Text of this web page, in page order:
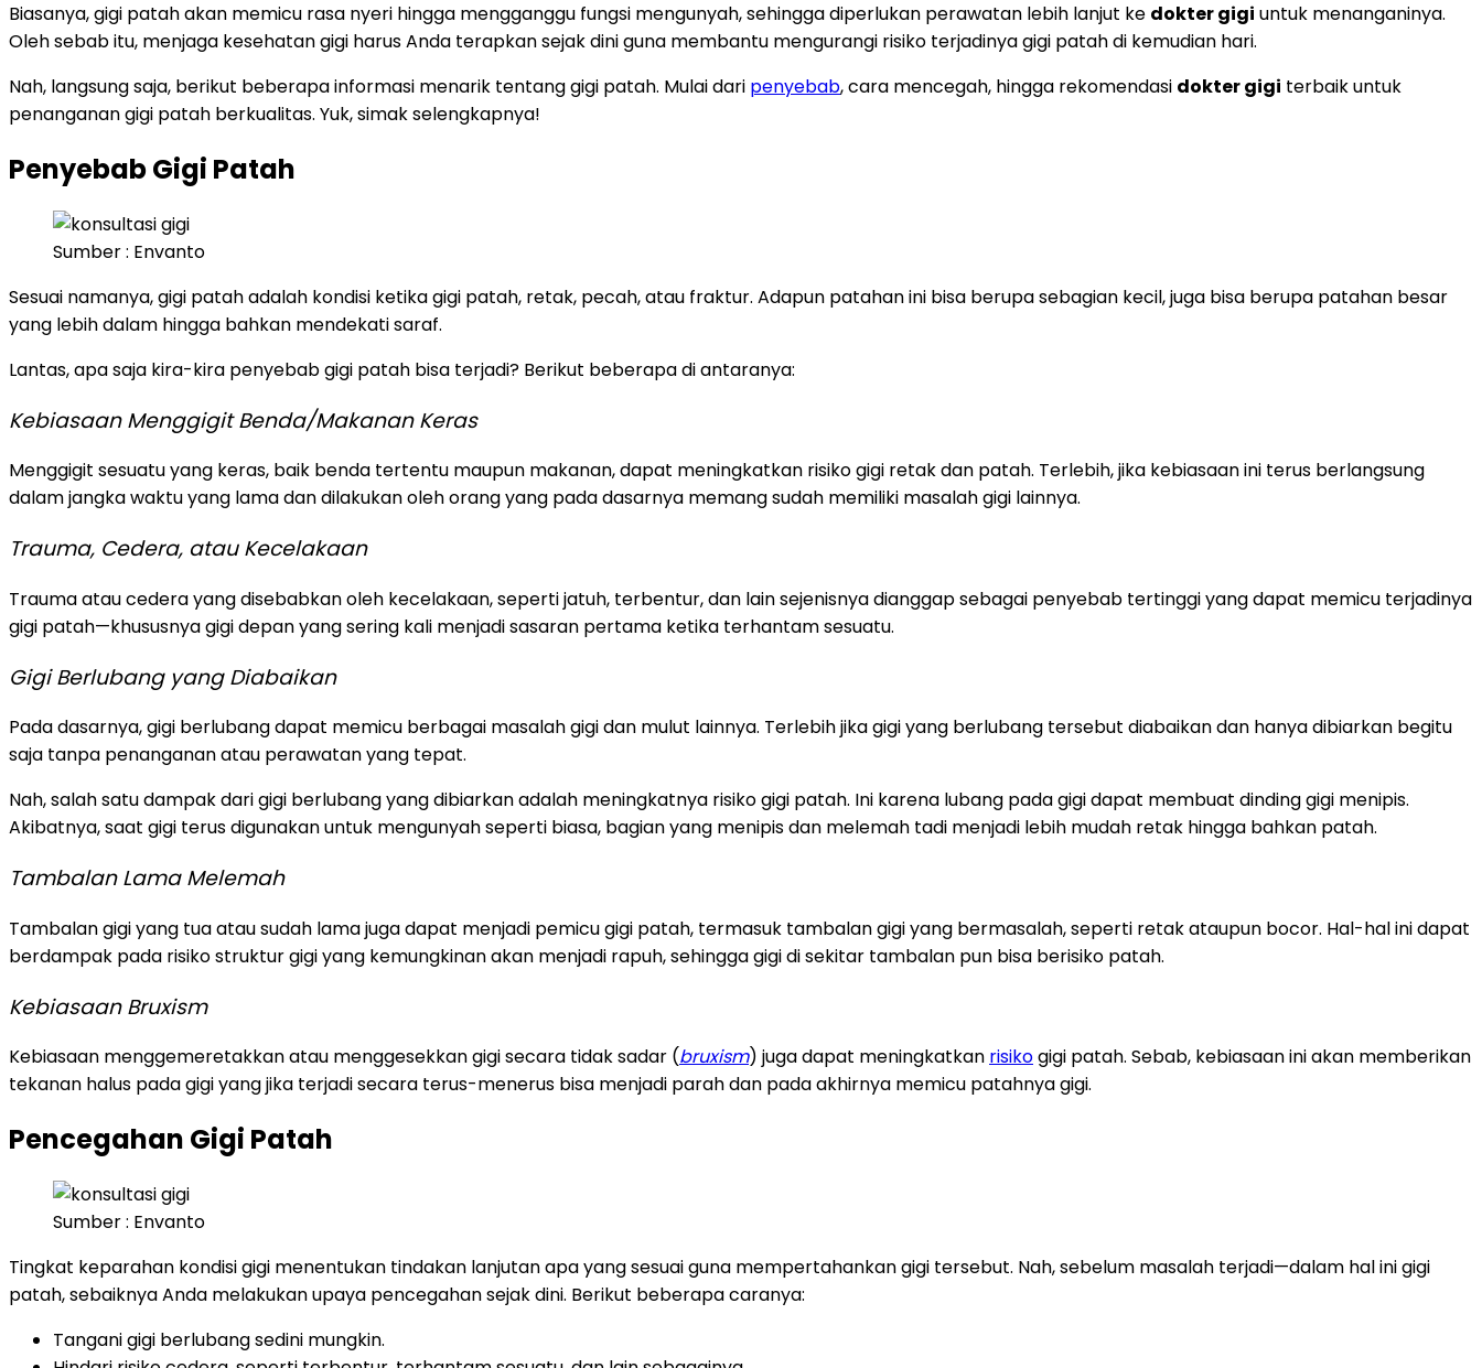
Biasanya, gigi patah akan memicu rasa nyeri hingga mengganggu fungsi mengunyah, sehingga diperlukan perawatan lebih lanjut ke dokter gigi untuk menanganinya.
Oleh sebab itu, menjaga kesehatan gigi harus Anda terapkan sejak dini guna membantu mengurangi risiko terjadinya gigi patah di kemudian hari.
Nah, langsung saja, berikut beberapa informasi menarik tentang gigi patah. Mulai dari penyebab, cara mencegah, hingga rekomendasi dokter gigi terbaik untuk
penanganan gigi patah berkualitas. Yuk, simak selengkapnya!
Penyebab Gigi Patah
Sumber : Envanto
Sesuai namanya, gigi patah adalah kondisi ketika gigi patah, retak, pecah, atau fraktur. Adapun patahan ini bisa berupa sebagian kecil, juga bisa berupa patahan besar
yang lebih dalam hingga bahkan mendekati saraf.
Lantas, apa saja kira-kira penyebab gigi patah bisa terjadi? Berikut beberapa di antaranya:
Kebiasaan Menggigit Benda/Makanan Keras
Menggigit sesuatu yang keras, baik benda tertentu maupun makanan, dapat meningkatkan risiko gigi retak dan patah. Terlebih, jika kebiasaan ini terus berlangsung
dalam jangka waktu yang lama dan dilakukan oleh orang yang pada dasarnya memang sudah memiliki masalah gigi lainnya.
Trauma, Cedera, atau Kecelakaan
Trauma atau cedera yang disebabkan oleh kecelakaan, seperti jatuh, terbentur, dan lain sejenisnya dianggap sebagai penyebab tertinggi yang dapat memicu terjadinya
gigi patah—khususnya gigi depan yang sering kali menjadi sasaran pertama ketika terhantam sesuatu.
Gigi Berlubang yang Diabaikan
Pada dasarnya, gigi berlubang dapat memicu berbagai masalah gigi dan mulut lainnya. Terlebih jika gigi yang berlubang tersebut diabaikan dan hanya dibiarkan begitu
saja tanpa penanganan atau perawatan yang tepat.
Nah, salah satu dampak dari gigi berlubang yang dibiarkan adalah meningkatnya risiko gigi patah. Ini karena lubang pada gigi dapat membuat dinding gigi menipis.
Akibatnya, saat gigi terus digunakan untuk mengunyah seperti biasa, bagian yang menipis dan melemah tadi menjadi lebih mudah retak hingga bahkan patah.
Tambalan Lama Melemah
Tambalan gigi yang tua atau sudah lama juga dapat menjadi pemicu gigi patah, termasuk tambalan gigi yang bermasalah, seperti retak ataupun bocor. Hal-hal ini dapat
berdampak pada risiko struktur gigi yang kemungkinan akan menjadi rapuh, sehingga gigi di sekitar tambalan pun bisa berisiko patah.
Kebiasaan Bruxism
Kebiasaan menggemeretakkan atau menggesekkan gigi secara tidak sadar (bruxism) juga dapat meningkatkan risikogigi patah. Sebab, kebiasaan ini akan memberikan
tekanan halus pada gigi yang jika terjadi secara terus-menerus bisa menjadi parah dan pada akhirnya memicu patahnya gigi.
Pencegahan Gigi Patah
Sumber : Envanto
Tingkat keparahan kondisi gigi menentukan tindakan lanjutan apa yang sesuai guna mempertahankan gigi tersebut. Nah, sebelum masalah terjadi—dalam hal ini gigi
patah, sebaiknya Anda melakukan upaya pencegahan sejak dini. Berikut beberapa caranya:
Tangani gigi berlubang sedini mungkin.